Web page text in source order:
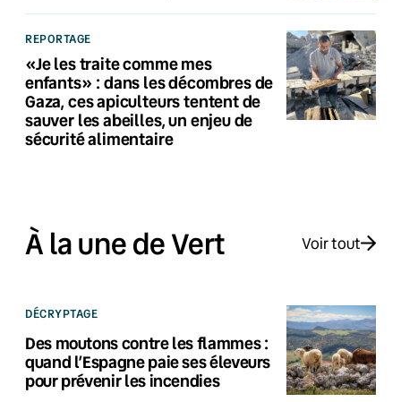
REPORTAGE
«Je les traite comme mes
enfants» : dans les décombres de
Gaza, ces apiculteurs tentent de
sauver les abeilles, un enjeu de
sécurité alimentaire
À la une de Vert Voir tout
DÉCRYPTAGE
Des moutons contre les flammes :
quand l’Espagne paie ses éleveurs
pour prévenir les incendies